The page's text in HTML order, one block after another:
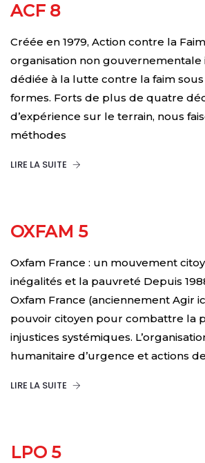
ACF 8
Créée en 1979, Action contre la
organisation non gouvernementale
dédiée à la lutte contre la faim
formes. Forts de plus de quatre
d’expérience sur le terrain, nous
méthodes
LIRE LA SUITE
OXFAM 5
Oxfam France : un mouvement
inégalités et la pauvreté Depuis
Oxfam France (anciennement Agir
pouvoir citoyen pour combattre la
injustices systémiques.
humanitaire d’urgence et actions de
LIRE LA SUITE
LPO 5